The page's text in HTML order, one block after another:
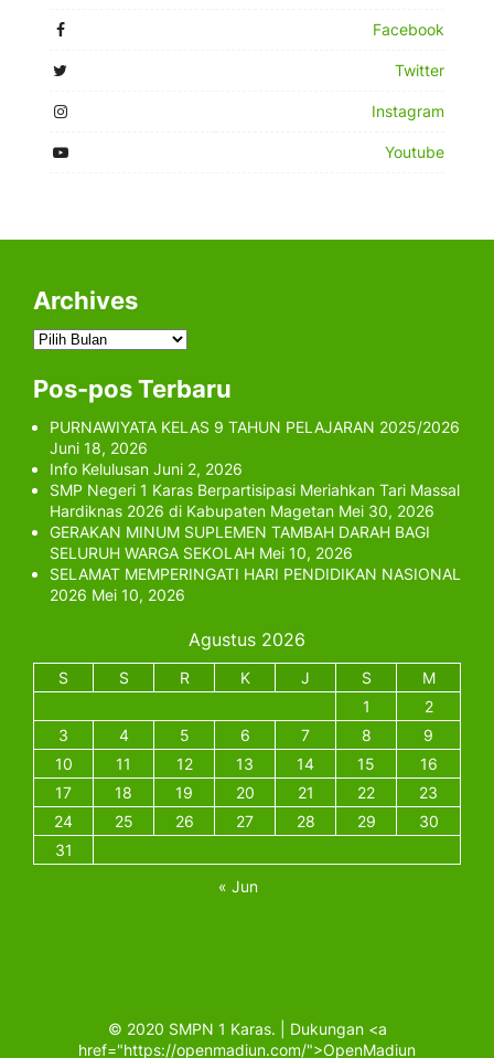
Facebook
Twitter
Instagram
Youtube
Archives
Archives
Pos-pos Terbaru
PURNAWIYATA KELAS 9 TAHUN PELAJARAN 2025/2026
Juni 18, 2026
Info Kelulusan Juni 2, 2026
SMP Negeri 1 Karas Berpartisipasi Meriahkan Tari Massal
Hardiknas 2026 di Kabupaten Magetan Mei 30, 2026
GERAKAN MINUM SUPLEMEN TAMBAH DARAH BAGI
SELURUH WARGA SEKOLAH Mei 10, 2026
SELAMAT MEMPERINGATI HARI PENDIDIKAN NASIONAL
2026 Mei 10, 2026
Agustus 2026
S S R K J S
M
1
2
3
4 5 6 7 8
9
10
11 12 13 14 15
16
17
18 19 20 21 22
23
24
25 26 27 28 29
30
31
« Jun
© 2020 SMPN 1 Karas. | Dukungan <a
href="https://openmadiun.com/">OpenMadiun